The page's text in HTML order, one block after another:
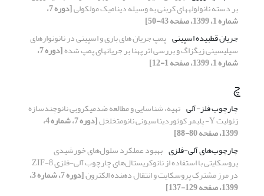
بر دسته نانولولههای کربنی به وسیله دینامیک مولکولی [دوره 7،
شماره 1، 1399، صفحه 43-50]
جریان قطبیده اسپینی پمپ جریان های باری و اسپینی در نانونوارهای
سیلیسینی زیگزاگ و بررسی اثر پهنا بر جریانهای پمپ شده [دوره 7،
شماره 1، 1399، صفحه 1-12]
چ
چارچوب فلز-آلی تهیه، شناسایی و مطالعه ضدمیکروبی نانوچندسازه
زئولیت Y- پلیمر کوئوردیناسیونی نانومتخلخل [دوره 7، شماره 4،
1399، صفحه 80-88]
چارچوب‌های آلی-فلزی بهبود عملکرد سلول‌های خورشیدی
پروسکایتی با استفاده از نانوکریستال‌های چارچوب آلی-فلزی ZIF-8
در مرز مشترک پروسکایت و انتقال دهنده الکترون [دوره 7، شماره 3،
1399، صفحه 129-137]